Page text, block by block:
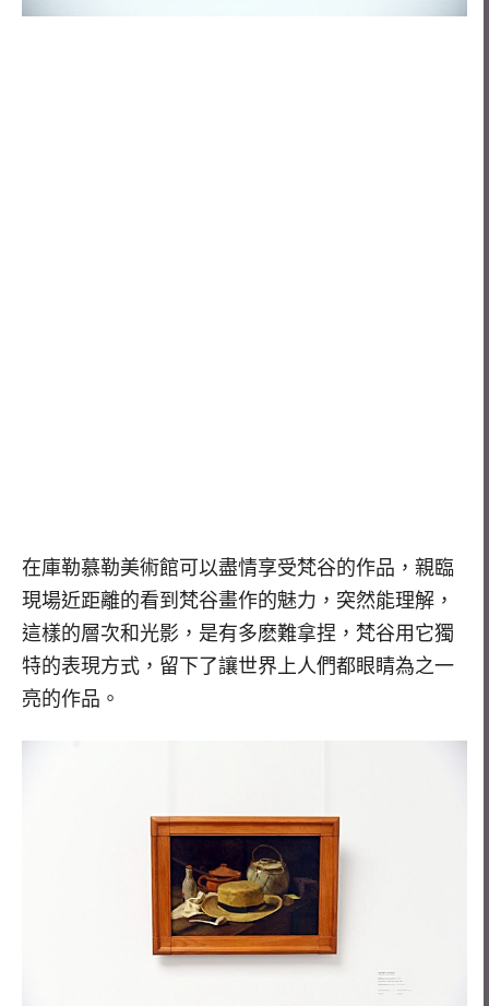
在庫勒慕勒美術館可以盡情享受梵谷的作品，親臨
現場近距離的看到梵谷畫作的魅力，突然能理解，
這樣的層次和光影，是有多麽難拿捏，梵谷用它獨
特的表現方式，留下了讓世界上人們都眼睛為之一
亮的作品。